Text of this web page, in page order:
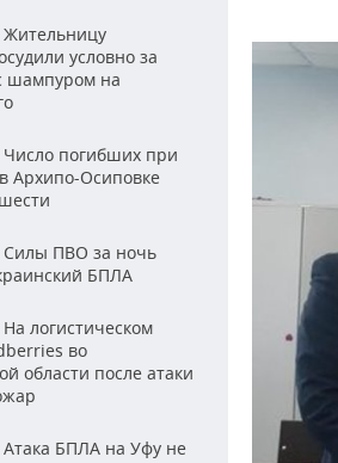
Жительницу
условно за
шампуром на
Число погибших при
Архипо-Осиповке
Силы ПВО за ночь
БПЛА
На логистическом
во
области после атаки
Атака БПЛА на Уфу не